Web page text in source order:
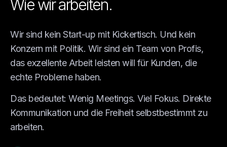
Wie wir arbeiten.
Wir sind kein Start-up mit Kickertisch. Und kein
Konzern mit Politik. Wir sind ein Team von Profis,
das exzellente Arbeit leisten will für Kunden, die
echte Probleme haben.
Das bedeutet: Wenig Meetings. Viel Fokus. Direkte
Kommunikation und die Freiheit selbstbestimmt zu
arbeiten.